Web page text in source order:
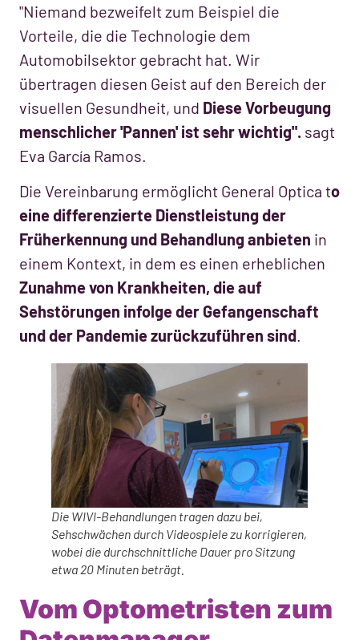
"Niemand bezweifelt zum Beispiel die
Vorteile, die die Technologie dem
Automobilsektor gebracht hat. Wir
übertragen diesen Geist auf den Bereich der
visuellen Gesundheit, und Diese Vorbeugung
menschlicher 'Pannen' ist sehr wichtig". sagt
Eva García Ramos.
Die Vereinbarung ermöglicht General Optica to
eine differenzierte Dienstleistung der
Früherkennung und Behandlung anbieten in
einem Kontext, in dem es einen erheblichen
Zunahme von Krankheiten, die auf
Sehstörungen infolge der Gefangenschaft
und der Pandemie zurückzuführen sind.
Die WIVI-Behandlungen tragen dazu bei,
Sehschwächen durch Videospiele zu korrigieren,
wobei die durchschnittliche Dauer pro Sitzung
etwa 20 Minuten beträgt.
Vom Optometristen zum